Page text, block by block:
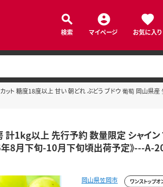
検索 マイページ お気に入り
ット 糖度18度以上 甘い 朝どれ ぶどう ブドウ 葡萄 岡山県
計1kg以上 先行予約 数量限定 シャイ
年8月下旬-10月下旬頃出荷予定》---A-
岡山県笠岡市 ワンストップ